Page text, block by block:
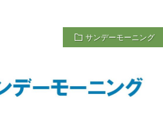
サンデーモーニング